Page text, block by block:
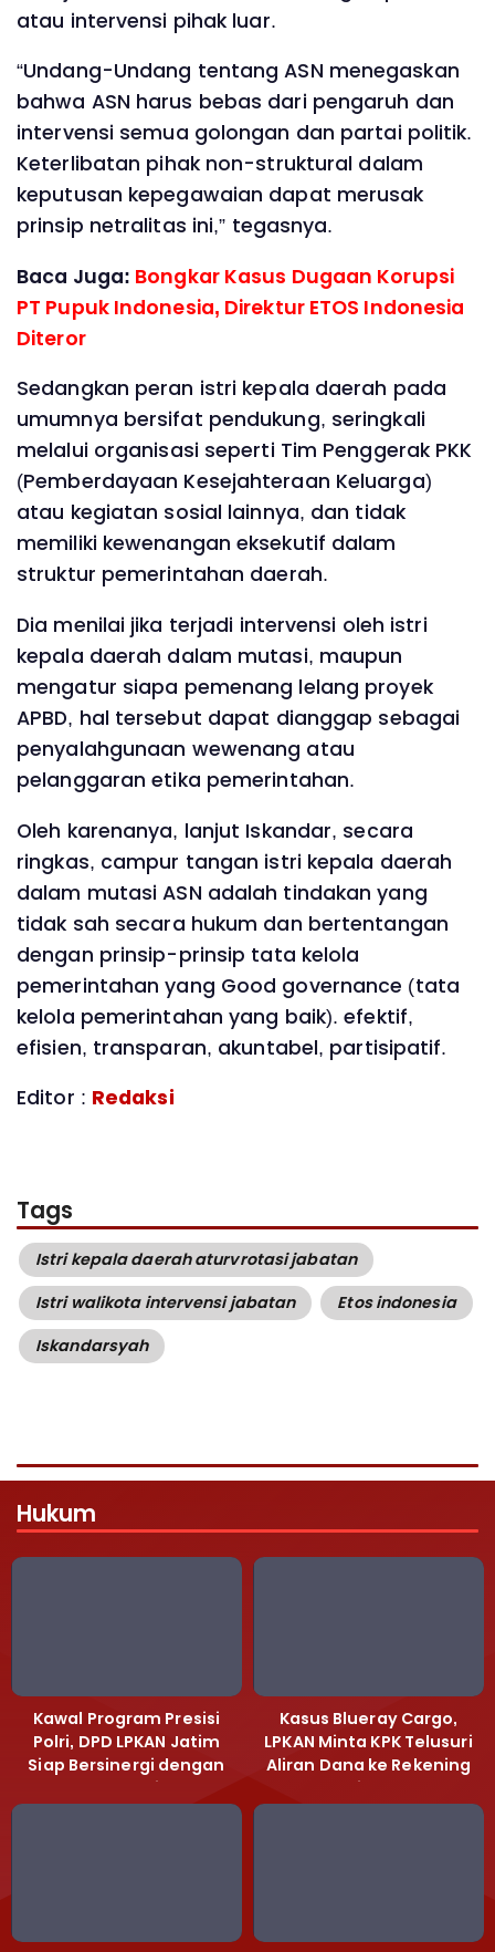
atau intervensi pihak luar.
“Undang-Undang tentang ASN menegaskan
bahwa ASN harus bebas dari pengaruh dan
intervensi semua golongan dan partai politik.
Keterlibatan pihak non-struktural dalam
keputusan kepegawaian dapat merusak
prinsip netralitas ini,” tegasnya.
Baca Juga: Bongkar Kasus Dugaan Korupsi
PT Pupuk Indonesia, Direktur ETOS Indonesia
Diteror
Sedangkan peran istri kepala daerah pada
umumnya bersifat pendukung, seringkali
melalui organisasi seperti Tim Penggerak PKK
(Pemberdayaan Kesejahteraan Keluarga)
atau kegiatan sosial lainnya, dan tidak
memiliki kewenangan eksekutif dalam
struktur pemerintahan daerah.
Dia menilai jika terjadi intervensi oleh istri
kepala daerah dalam mutasi, maupun
mengatur siapa pemenang lelang proyek
APBD, hal tersebut dapat dianggap sebagai
penyalahgunaan wewenang atau
pelanggaran etika pemerintahan.
Oleh karenanya, lanjut Iskandar, secara
ringkas, campur tangan istri kepala daerah
dalam mutasi ASN adalah tindakan yang
tidak sah secara hukum dan bertentangan
dengan prinsip-prinsip tata kelola
pemerintahan yang Good governance (tata
kelola pemerintahan yang baik). efektif,
efisien, transparan, akuntabel, partisipatif.
Editor : Redaksi
Tags
Istri kepala daerah aturvrotasi jabatan
Istri walikota intervensi jabatan
Etos indonesia
Iskandarsyah
Hukum
Kawal Program Presisi
Polri, DPD LPKAN Jatim
Siap Bersinergi dengan
Polda Jatim
Kasus Blueray Cargo,
LPKAN Minta KPK Telusuri
Aliran Dana ke Rekening
Heri Black